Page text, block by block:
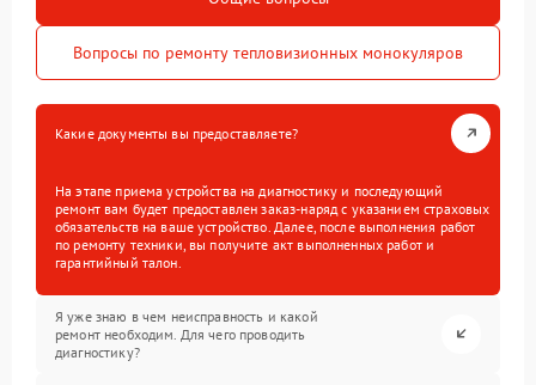
Вопросы по ремонту тепловизионных монокуляров
Какие документы вы предоставляете?
На этапе приема устройства на диагностику и последующий
ремонт вам будет предоставлен заказ-наряд с указанием страховых
обязательств на ваше устройство. Далее, после выполнения работ
по ремонту техники, вы получите акт выполненных работ и
гарантийный талон.
Я уже знаю в чем неисправность и какой
ремонт необходим. Для чего проводить
диагностику?